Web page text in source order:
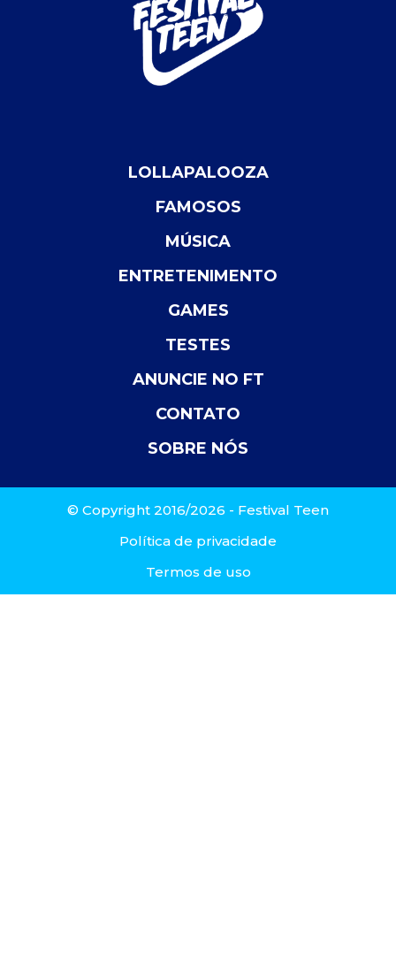
LOLLAPALOOZA
FAMOSOS
MÚSICA
ENTRETENIMENTO
GAMES
TESTES
ANUNCIE NO FT
CONTATO
SOBRE NÓS
© Copyright 2016/2026 - Festival Teen
Política de privacidade
Termos de uso